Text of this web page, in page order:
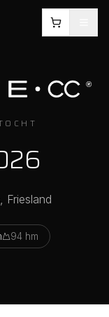
, Friesland
94hm